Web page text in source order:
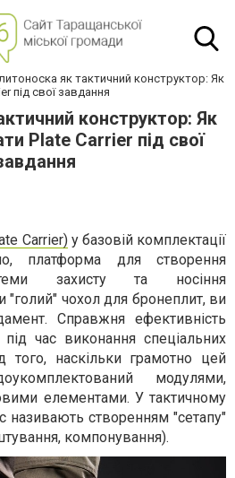
як тактичний конструктор: Як
під свої завдання
конструктор: Як
Plate Carrier під свої
Carrier)у базовій комплектації
платформа для створення
захисту та носіння
чохол для бронеплит, ви
Справжня ефективність
час виконання спеціальних
того, наскільки грамотно цей
модулями,
елементами. У тактичному
називають створенням "сетапу"
компонування).